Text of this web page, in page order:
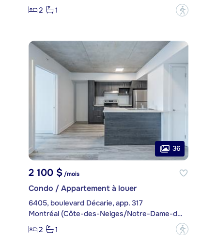
2
1 ?
36
2 100 $/mois
Condo / Appartement à louer
6405, boulevard Décarie, app. 317
Montréal (Côte-des-Neiges/Notre-Dame-de-Grâce)
2
1 ?